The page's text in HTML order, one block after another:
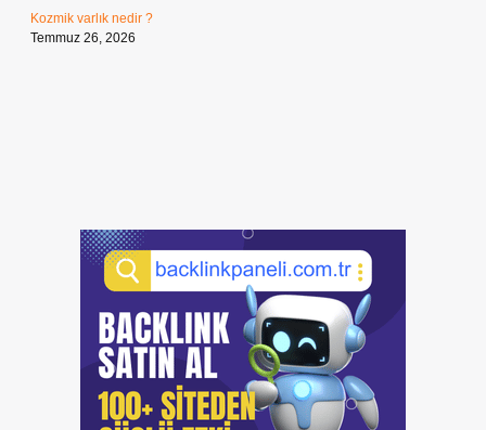
Kozmik varlık nedir ?
Temmuz 26, 2026